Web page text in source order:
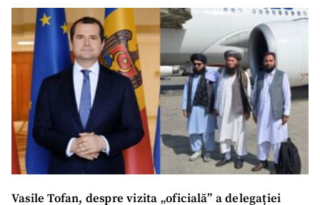
Vasile Tofan, despre vizita „oficială” a delegației